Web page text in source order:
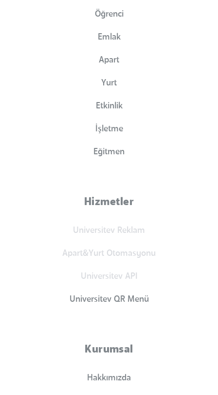
Öğrenci
Emlak
Apart
Yurt
Etkinlik
İşletme
Eğitmen
Hizmetler
Universitev Reklam
Apart&Yurt Otomasyonu
Universitev API
Universitev QR Menü
Kurumsal
Hakkımızda